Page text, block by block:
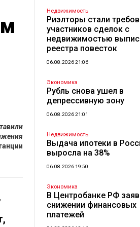
Недвижимость
Риэлторы стали
участников сделок с
недвижимостью
реестра повесток
06.08.2026 21:06
Экономика
Рубль снова ушел в
депрессивную зону
06.08.2026 21:01
Недвижимость
Выдача ипотеки в
выросла на 38%
06.08.2026 19:50
Экономика
В Центробанке РФ
снижении финансовых
платежей